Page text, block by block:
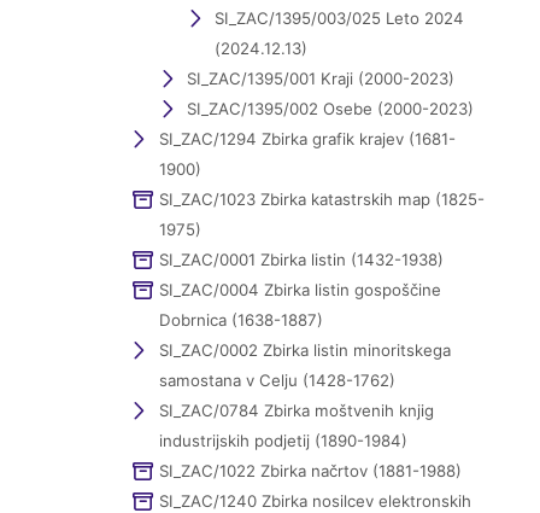
SI_ZAC/1395/003/025 Leto 2024
(2024.12.13)
SI_ZAC/1395/001 Kraji (2000-2023)
SI_ZAC/1395/002 Osebe (2000-2023)
SI_ZAC/1294 Zbirka grafik krajev (1681-
1900)
SI_ZAC/1023 Zbirka katastrskih map (1825-
1975)
SI_ZAC/0001 Zbirka listin (1432-1938)
SI_ZAC/0004 Zbirka listin gospoščine
Dobrnica (1638-1887)
SI_ZAC/0002 Zbirka listin minoritskega
samostana v Celju (1428-1762)
SI_ZAC/0784 Zbirka moštvenih knjig
industrijskih podjetij (1890-1984)
SI_ZAC/1022 Zbirka načrtov (1881-1988)
SI_ZAC/1240 Zbirka nosilcev elektronskih